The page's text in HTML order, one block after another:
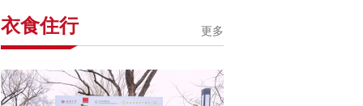
衣食住行 更多